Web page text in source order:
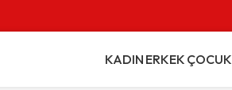
KADIN ERKEK ÇOCUK